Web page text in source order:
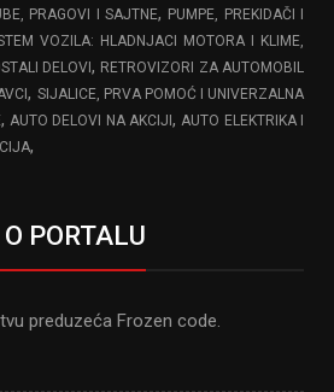
PRAGOVI I SAJTNE, PUMPE, PREKIDAČI I
VOZILA: HLADNJACI MOTORA I KLIME,
DELOVI, RETROVIZORI ZA AUTOMOBIL
, SIJALICE, PRVA POMOĆ I UNIVERZALNA
,AUTO DELOVI NA AKCIJI,AUTO ELEKTRIKA I
,
PORTALU
preduzeća Frozen code.